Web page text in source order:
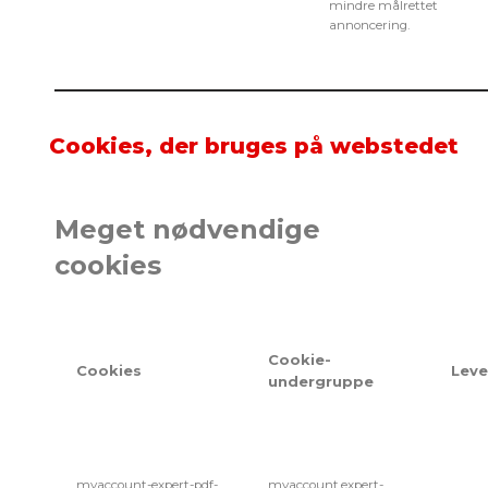
mindre målrettet
annoncering.
Cookies, der bruges på webstedet
Meget nødvendige
cookies
Cookies
Cookie-
undergruppe